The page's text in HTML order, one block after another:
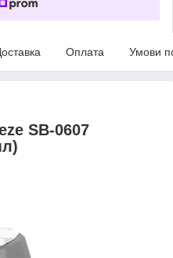
Оплата Умови
SB-0607